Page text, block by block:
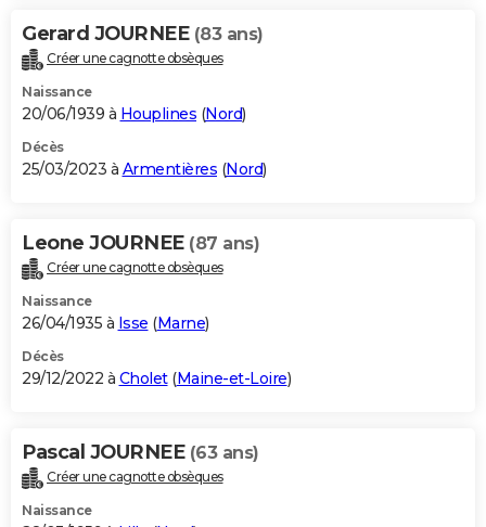
Gerard JOURNEE (83 ans)
Créer une cagnotte obsèques
Naissance
20/06/1939 à Houplines (Nord)
Décès
25/03/2023 à Armentières (Nord)
Leone JOURNEE (87 ans)
Créer une cagnotte obsèques
Naissance
26/04/1935 à Isse (Marne)
Décès
29/12/2022 à Cholet(Maine-et-Loire)
Pascal JOURNEE (63 ans)
Créer une cagnotte obsèques
Naissance